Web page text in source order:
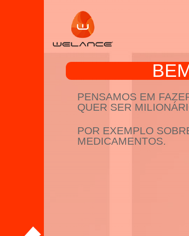
PENSAMOS EM
QUER SER
POR EXEMPLO
MEDICAMENTOS.